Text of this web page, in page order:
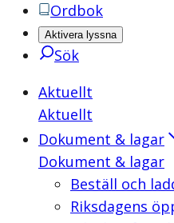
Ordbok
Aktivera lyssna
Sök
Aktuellt
Aktuellt
Dokument & lagar
Dokument & lagar
Beställ och
Riksdagens